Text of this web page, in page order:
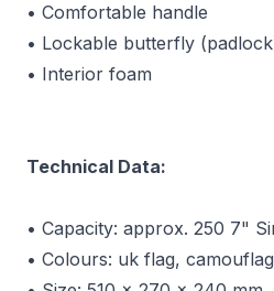
• Comfortable handle
• Lockable butterfly
• Interior foam
Technical Data:
• Capacity: approx. 250 7"
• Colours: uk flag,